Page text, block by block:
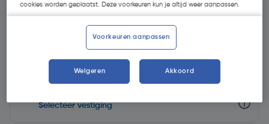
€ 10,89
| Excl. btw € 8,74
Selecteer vestiging
cookies worden geplaatst. Deze voorkeuren kun je altijd weer aanpassen.
Voorkeuren aanpassen
Weigeren Akkoord